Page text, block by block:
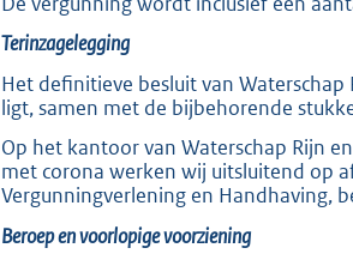
Terinzagelegging
Het definitieve besluit van Waterschap
ligt, samen met de bijbehorende
Op het kantoor van Waterschap Rijn
met corona werken wij uitsluitend op
Vergunningverlening en
Beroep en voorlopige voorziening